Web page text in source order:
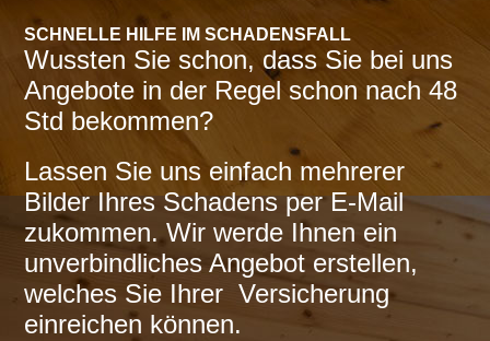
SCHNELLE HILFE IM SCHADENSFALL
Wussten Sie schon, dass Sie bei uns
Angebote in der Regel schon nach 48
Std bekommen?
Lassen Sie uns einfach meh­rerer
Bilder Ihres Schadens per E-Mail
zukommen. Wir werde Ihnen ein
unverbindliches Angebot erstellen,
welches Sie Ihrer Versicherung
einreichen können.